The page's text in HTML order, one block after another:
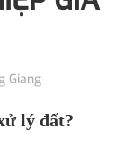
Giang
lý đất?